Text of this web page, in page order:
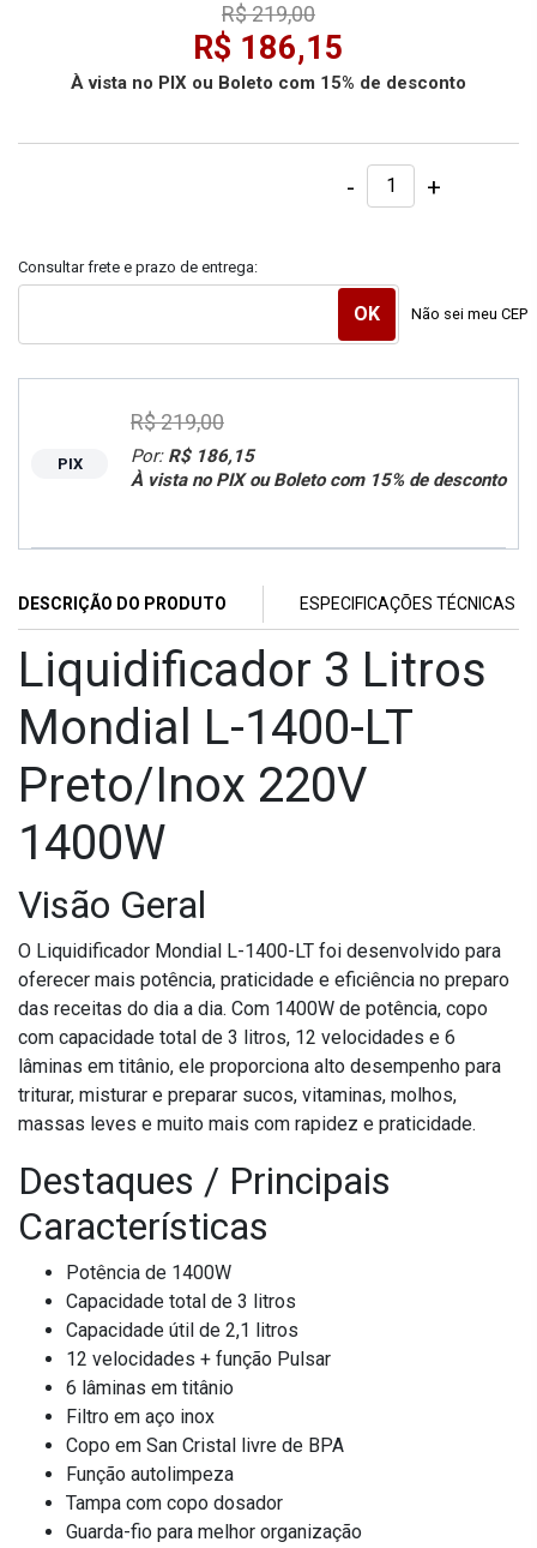
R$ 186,15
À vista no PIX ou Boleto com 15% de desconto
R$ 219,00
- +
Consultar frete e prazo de entrega:
Não sei meu CEP
PIX Por: R$ 186,15
À vista no PIX ou Boleto com 15% de desconto
R$ 219,00
DESCRIÇÃO DO PRODUTO ESPECIFICAÇÕES TÉCNICAS
Liquidificador 3 Litros
Mondial L-1400-LT
Preto/Inox 220V
1400W
Visão Geral
O Liquidificador Mondial L-1400-LT foi desenvolvido para
oferecer mais potência, praticidade e eficiência no preparo
das receitas do dia a dia. Com 1400W de potência, copo
com capacidade total de 3 litros, 12 velocidades e 6
lâminas em titânio, ele proporciona alto desempenho para
triturar, misturar e preparar sucos, vitaminas, molhos,
massas leves e muito mais com rapidez e praticidade.
Destaques / Principais
Características
Potência de 1400W
Capacidade total de 3 litros
Capacidade útil de 2,1 litros
12 velocidades + função Pulsar
6 lâminas em titânio
Filtro em aço inox
Copo em San Cristal livre de BPA
Função autolimpeza
Tampa com copo dosador
Guarda-fio para melhor organização